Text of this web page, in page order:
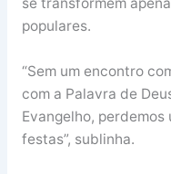
populares.
“Sem um encontro
com a Palavra de
Evangelho,
festas”, sublinha.